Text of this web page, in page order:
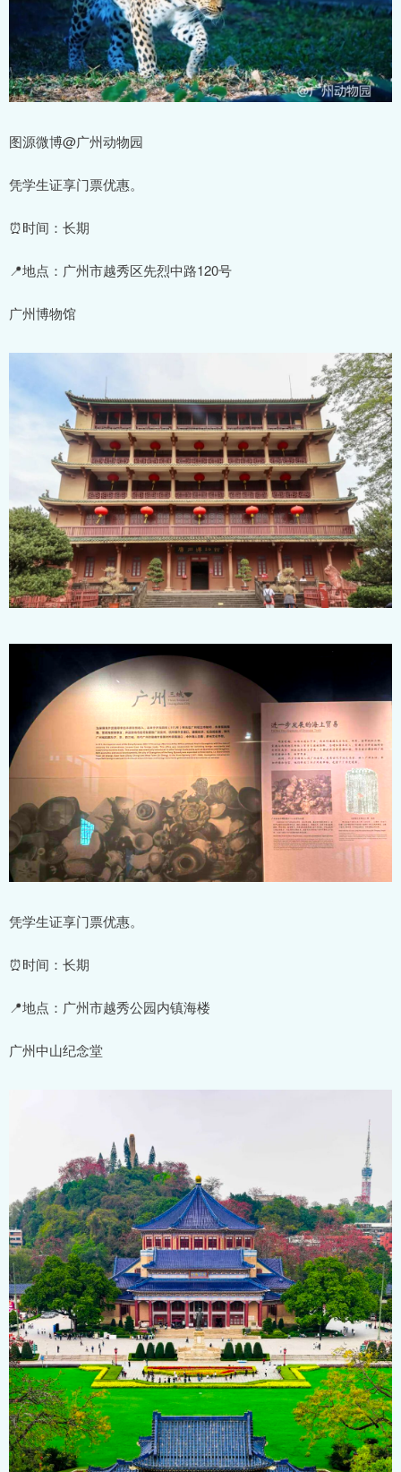
图源微博@广州动物园
凭学生证享门票优惠。
⏰时间：长期
📍地点：广州市越秀区先烈中路120号
广州博物馆
凭学生证享门票优惠。
⏰时间：长期
📍地点：广州市越秀公园内镇海楼
广州中山纪念堂